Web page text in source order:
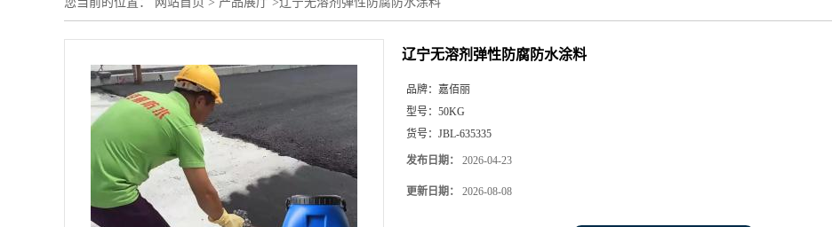
辽宁无溶剂弹性防腐防水涂料
品牌： 嘉佰丽
型号： 50KG
货号： JBL-635335
发布日期： 2026-04-23
更新日期： 2026-08-08